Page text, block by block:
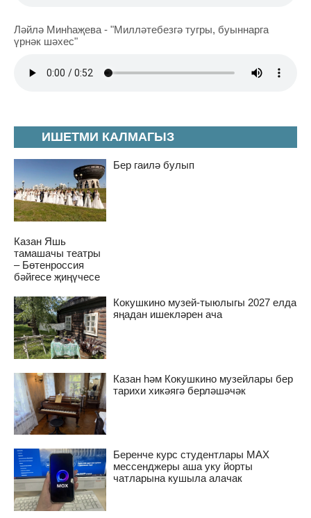
ИШЕТМИ КАЛМАГЫЗ
Бер гаилә булып
Казан Яшь
тамашачы театры
– Бөтенроссия
бәйгесе җиңүчесе
Кокушкино музей-тыюлыгы 2027 елда
яңадан ишекләрен ача
Казан һәм Кокушкино музейлары бер
тарихи хикәягә берләшәчәк
Беренче курс студентлары MAX
мессенджеры аша уку йорты
чатларына кушыла алачак
Ләйлә Минһаҗева - "Милләтебезгә тугры, буыннарга
үрнәк шәхес"